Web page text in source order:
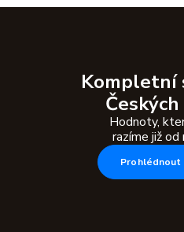
Hodnoty,
razíme již